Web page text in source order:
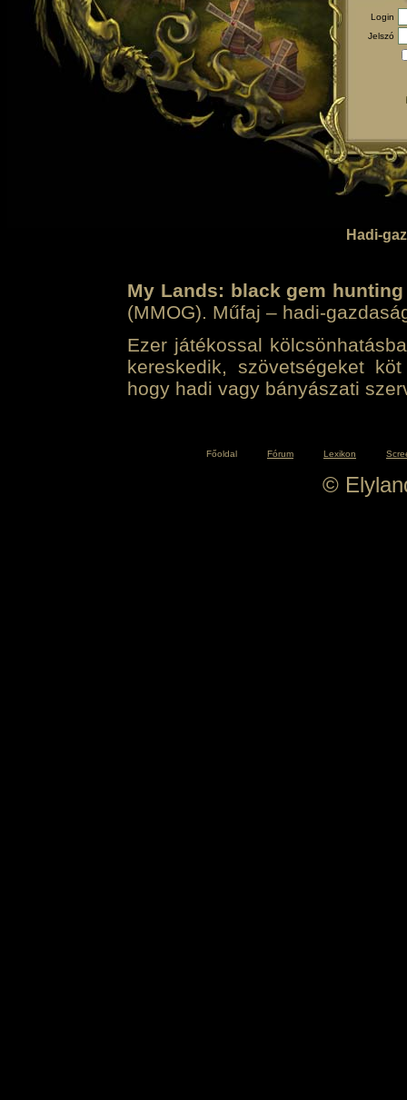
Login
Jelszó
Hadi-
My Lands: black gem hunting
(MMOG). Műfaj – hadi-
Ezer játékossal
kereskedik, szövetségeket
hogy hadi vagy bányászati
Főoldal Fórum Lexikon
©